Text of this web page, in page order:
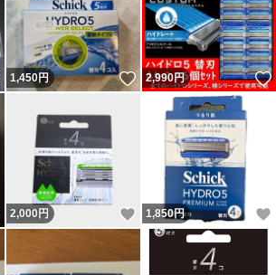
いいね！
1,450円 いいね！
2,990円
いいね！
2,000 円 いいね！
1,850円